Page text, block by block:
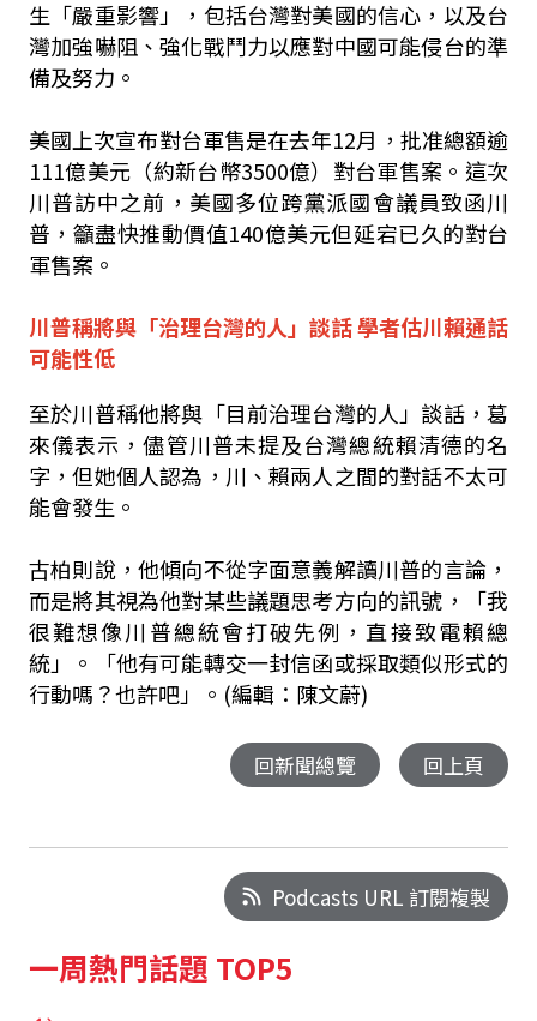
生「嚴重影響」，包括台灣對美國的信心，以及台
灣加強嚇阻、強化戰鬥力以應對中國可能侵台的準
備及努力。
美國上次宣布對台軍售是在去年12月，批准總額逾
111億美元（約新台幣3500億）對台軍售案。這次
川普訪中之前，美國多位跨黨派國會議員致函川
普，籲盡快推動價值140億美元但延宕已久的對台
軍售案。
川普稱將與「治理台灣的人」談話 學者估川賴通話
可能性低
至於川普稱他將與「目前治理台灣的人」談話，葛
來儀表示，儘管川普未提及台灣總統賴清德的名
字，但她個人認為，川、賴兩人之間的對話不太可
能會發生。
古柏則說，他傾向不從字面意義解讀川普的言論，
而是將其視為他對某些議題思考方向的訊號，「我
很難想像川普總統會打破先例，直接致電賴總
統」。「他有可能轉交一封信函或採取類似形式的
行動嗎？也許吧」。(編輯：陳文蔚)
回新聞總覽 回上頁
Podcasts URL 訂閱複製
一周熱門話題 TOP5